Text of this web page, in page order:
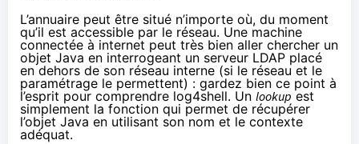
L’annuaire peut être situé n’importe où, du moment
qu’il est accessible par le réseau. Une machine
connectée à internet peut très bien aller chercher un
objet Java en interrogeant un serveur LDAP placé
en dehors de son réseau interne (si le réseau et le
paramétrage le permettent) : gardez bien ce point à
l’esprit pour comprendre log4shell. Un lookup est
simplement la fonction qui permet de récupérer
l’objet Java en utilisant son nom et le contexte
adéquat.